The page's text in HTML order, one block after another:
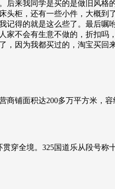
来我同学是买的是做旧风
柜，还有一些小件，大概
得的就是这么些了。最后嘱
不会有生意不做的，折扣吗
因为我都买过的，淘宝买
铺面积达200多万平方米，
穿全境。325国道乐从段号